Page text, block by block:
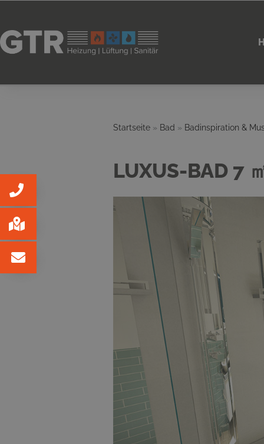
Startseite » Bad » Badinspiration &
LUXUS-BAD 7